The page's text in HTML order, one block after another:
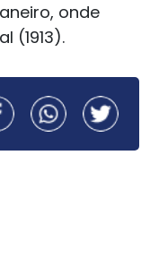
onde
(1913).